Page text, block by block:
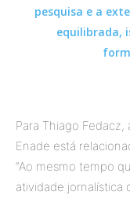
pesquisa e a
equilibrada,
Para Thiago
Enade está
“Ao mesmo tempo
atividade jornalística